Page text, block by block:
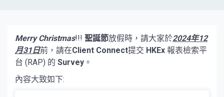
Merry Christmas!!! 聖誕節放假時，請大家於2024年12
月31日前，請在Client Connect提交 HKEx 報表檢索平
台 (RAP) 的 Survey 。
內容大致如下: